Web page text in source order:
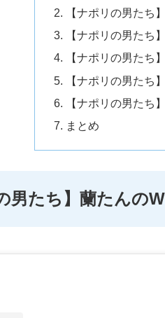
【ナポリの男たち
【ナポリの男たち
【ナポリの男たち
【ナポリの男たち
【ナポリの男たち
まとめ
男たち】蘭たんの